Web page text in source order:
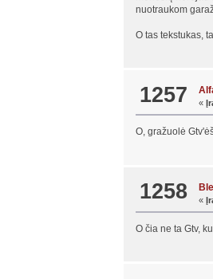
nuotraukom
O tas tekstukas,
1257 «
O, gražuolė
1258 «
O čia ne ta Gtv,